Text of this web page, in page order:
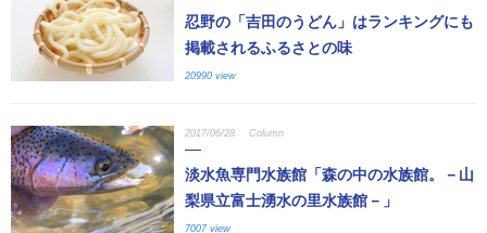
忍野の「吉田のうどん」はランキングにも
掲載されるふるさとの味
20990 view
2017/06/28 Column
淡水魚専門水族館「森の中の水族館。－山
梨県立富士湧水の里水族館－」
7007 view